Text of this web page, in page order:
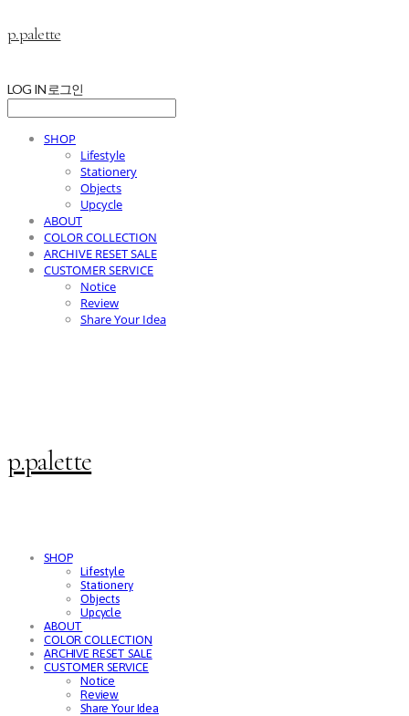
p.palette
LOG IN 로그인
SHOP
Lifestyle
Stationery
Objects
Upcycle
ABOUT
COLOR COLLECTION
ARCHIVE RESET SALE
CUSTOMER SERVICE
Notice
Review
Share Your Idea
p.palette
SHOP
Lifestyle
Stationery
Objects
Upcycle
ABOUT
COLOR COLLECTION
ARCHIVE RESET SALE
CUSTOMER SERVICE
Notice
Review
Share Your Idea